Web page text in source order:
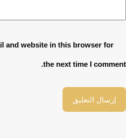
and website in this browser for
the next time I comment.
إرسال التعليق